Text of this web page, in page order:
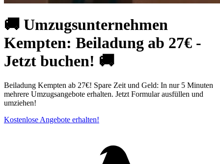
🚚 Umzugsunternehmen
Kempten: Beiladung ab 27€ -
Jetzt buchen! 🚚
Beiladung Kempten ab 27€! Spare Zeit und Geld: In nur 5 Minuten
mehrere Umzugsangebote erhalten. Jetzt Formular ausfüllen und
umziehen!
Kostenlose Angebote erhalten!